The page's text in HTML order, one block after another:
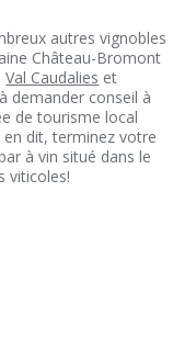
autres vignobles
Château-Bromont
Val Caudalies et
demander conseil à
de tourisme local
dit, terminez votre
à vin situé dans le
viticoles!